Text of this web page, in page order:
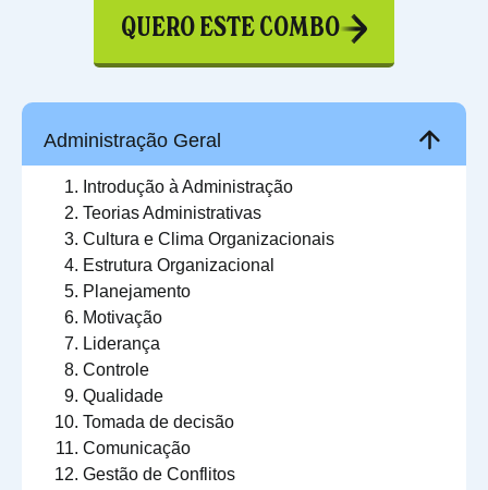
QUERO ESTE COMBO
Administração Geral
Introdução à Administração
Teorias Administrativas
Cultura e Clima Organizacionais
Estrutura Organizacional
Planejamento
Motivação
Liderança
Controle
Qualidade
Tomada de decisão
Comunicação
Gestão de Conflitos